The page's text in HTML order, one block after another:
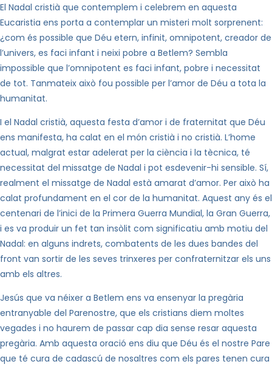
El Nadal cristià que contemplem i celebrem en aquesta
Eucaristia ens porta a contemplar un misteri molt sorprenent:
¿com és possible que Déu etern, infinit, omnipotent, creador de
l’univers, es faci infant i neixi pobre a Betlem? Sembla
impossible que l’omnipotent es faci infant, pobre i necessitat
de tot. Tanmateix això fou possible per l’amor de Déu a tota la
humanitat.
I el Nadal cristià, aquesta festa d’amor i de fraternitat que Déu
ens manifesta, ha calat en el món cristià i no cristià. L’home
actual, malgrat estar adelerat per la ciència i la tècnica, té
necessitat del missatge de Nadal i pot esdevenir-hi sensible. Sí,
realment el missatge de Nadal està amarat d’amor. Per això ha
calat profundament en el cor de la humanitat. Aquest any és el
centenari de l’inici de la Primera Guerra Mundial, la Gran Guerra,
i es va produir un fet tan insòlit com significatiu amb motiu del
Nadal: en alguns indrets, combatents de les dues bandes del
front van sortir de les seves trinxeres per confraternitzar els uns
amb els altres.
Jesús que va néixer a Betlem ens va ensenyar la pregària
entranyable del Parenostre, que els cristians diem moltes
vegades i no haurem de passar cap dia sense resar aquesta
pregària. Amb aquesta oració ens diu que Déu és el nostre Pare
que té cura de cadascú de nosaltres com els pares tenen cura